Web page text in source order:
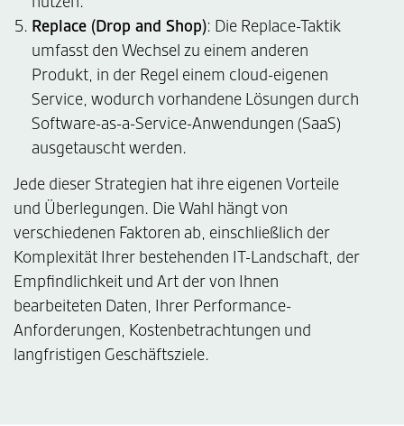
Replace (Drop and Shop): Die Replace-Taktik
umfasst den Wechsel zu einem anderen
Produkt, in der Regel einem cloud-eigenen
Service, wodurch vorhandene Lösungen durch
Software-as-a-Service-Anwendungen (SaaS)
ausgetauscht werden.
Jede dieser Strategien hat ihre eigenen Vorteile
und Überlegungen. Die Wahl hängt von
verschiedenen Faktoren ab, einschließlich der
Komplexität Ihrer bestehenden IT-Landschaft, der
Empfindlichkeit und Art der von Ihnen
bearbeiteten Daten, Ihrer Performance-
Anforderungen, Kostenbetrachtungen und
langfristigen Geschäftsziele.